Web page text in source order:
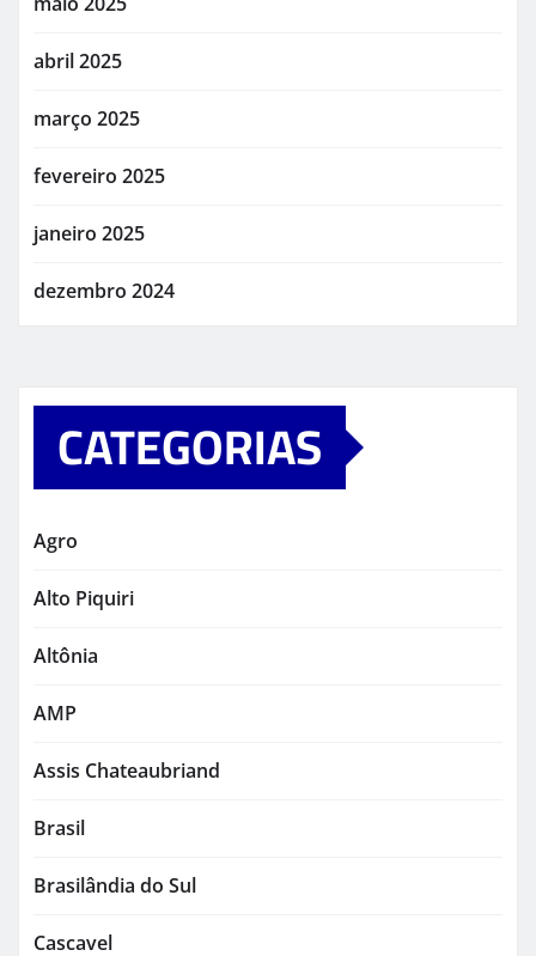
abril 2025
março 2025
fevereiro 2025
janeiro 2025
dezembro 2024
CATEGORIAS
Agro
Alto Piquiri
Altônia
AMP
Assis Chateaubriand
Brasil
Brasilândia do Sul
Cascavel